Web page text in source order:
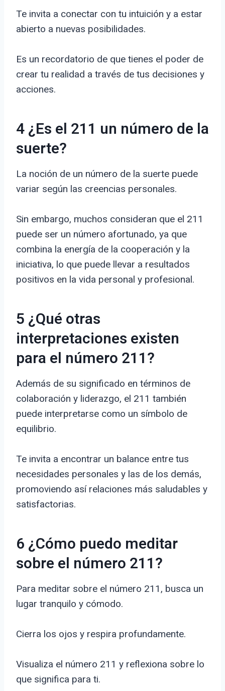
Te invita a conectar con tu intuición y a estar
abierto a nuevas posibilidades.
Es un recordatorio de que tienes el poder de
crear tu realidad a través de tus decisiones y
acciones.
4 ¿Es el 211 un número de la
suerte?
La noción de un número de la suerte puede
variar según las creencias personales.
Sin embargo, muchos consideran que el 211
puede ser un número afortunado, ya que
combina la energía de la cooperación y la
iniciativa, lo que puede llevar a resultados
positivos en la vida personal y profesional.
5 ¿Qué otras
interpretaciones existen
para el número 211?
Además de su significado en términos de
colaboración y liderazgo, el 211 también
puede interpretarse como un símbolo de
equilibrio.
Te invita a encontrar un balance entre tus
necesidades personales y las de los demás,
promoviendo así relaciones más saludables y
satisfactorias.
6 ¿Cómo puedo meditar
sobre el número 211?
Para meditar sobre el número 211, busca un
lugar tranquilo y cómodo.
Cierra los ojos y respira profundamente.
Visualiza el número 211 y reflexiona sobre lo
que significa para ti.